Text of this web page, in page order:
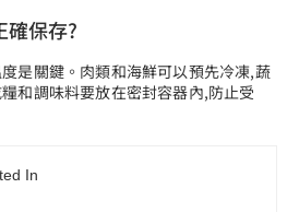
確保存?
是關鍵。肉類和海鮮可以預先冷凍,蔬
和調味料要放在密封容器內,防止受
In